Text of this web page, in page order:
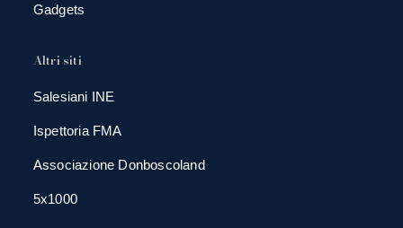
Gadgets
Altri siti
Salesiani INE
Ispettoria FMA
Associazione Donboscoland
5x1000